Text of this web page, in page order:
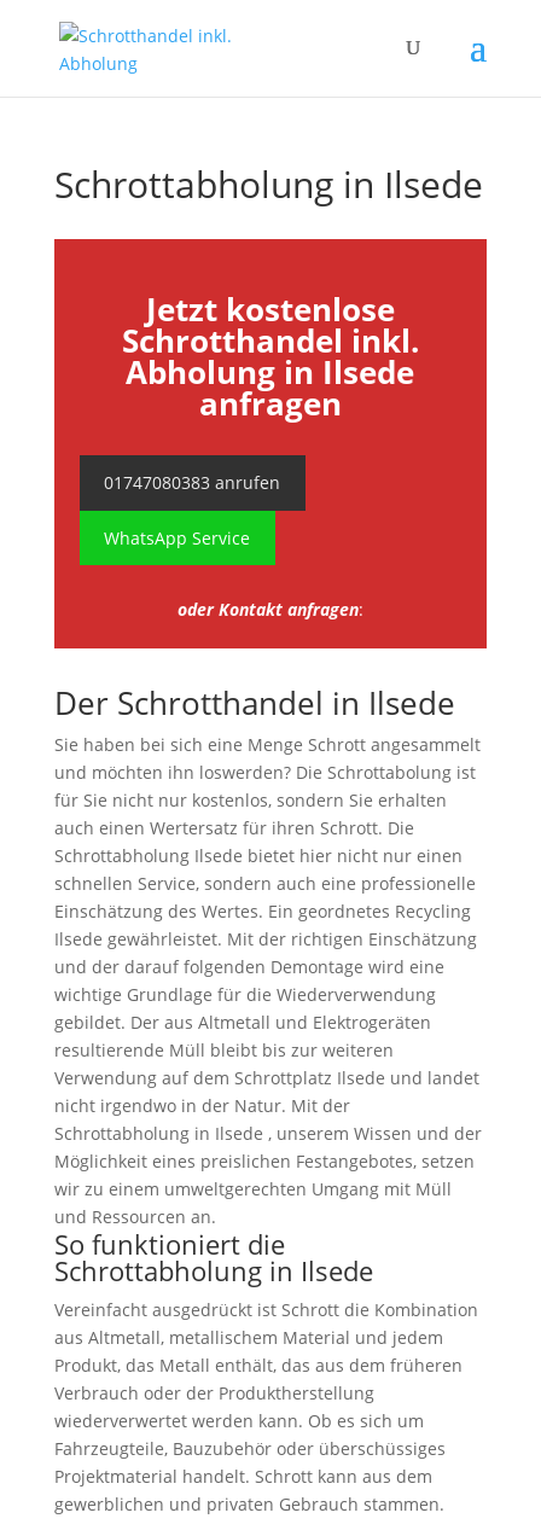
Schrottabholung in Ilsede
Jetzt kostenlose
Schrotthandel inkl.
Abholung in Ilsede
anfragen
01747080383 anrufen
WhatsApp Service
oder Kontakt anfragen:
Der Schrotthandel in Ilsede
Sie haben bei sich eine Menge Schrott angesammelt
und möchten ihn loswerden? Die Schrottabolung ist
für Sie nicht nur kostenlos, sondern Sie erhalten
auch einen Wertersatz für ihren Schrott. Die
Schrottabholung Ilsede bietet hier nicht nur einen
schnellen Service, sondern auch eine professionelle
Einschätzung des Wertes. Ein geordnetes Recycling
Ilsede gewährleistet. Mit der richtigen Einschätzung
und der darauf folgenden Demontage wird eine
wichtige Grundlage für die Wiederverwendung
gebildet. Der aus Altmetall und Elektrogeräten
resultierende Müll bleibt bis zur weiteren
Verwendung auf dem Schrottplatz Ilsede und landet
nicht irgendwo in der Natur. Mit der
Schrottabholung in Ilsede , unserem Wissen und der
Möglichkeit eines preislichen Festangebotes, setzen
wir zu einem umweltgerechten Umgang mit Müll
und Ressourcen an.
So funktioniert die
Schrottabholung in Ilsede
Vereinfacht ausgedrückt ist Schrott die Kombination
aus Altmetall, metallischem Material und jedem
Produkt, das Metall enthält, das aus dem früheren
Verbrauch oder der Produktherstellung
wiederverwertet werden kann. Ob es sich um
Fahrzeugteile, Bauzubehör oder überschüssiges
Projektmaterial handelt. Schrott kann aus dem
gewerblichen und privaten Gebrauch stammen.